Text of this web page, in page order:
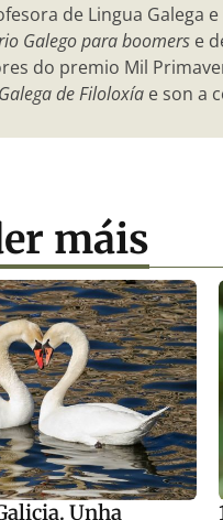
de Lingua Galega
Galego para boomers e
do premio Mil
de Filoloxía e son a
máis
Unha